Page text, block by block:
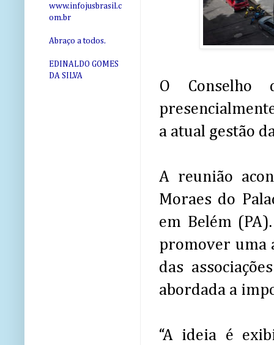
O Conselho
a atual gestão
A reunião
Moraes do
em Belém
promover uma
das
abordada a
“A ideia é
www.infojusbrasil.c
om.br
Abraço a todos.
EDINALDO GOMES
DA SILVA